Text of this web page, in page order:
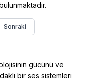
Sonraki
gücünü ve
bir ses sistemleri